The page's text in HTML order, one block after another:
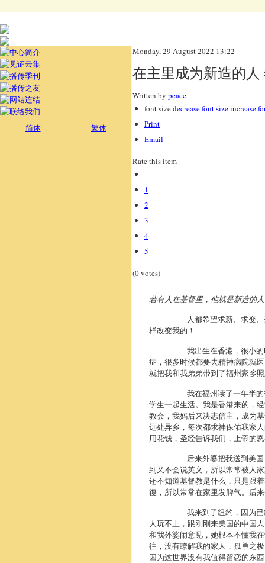
Monday, 29 August 2022 13:22
在主里成为新造的
Written by peace
font sizedecrease font sizeincrease
Print
Email
Rate this item
1
2
3
4
5
(0 votes)
若有人在基督里，他就是新造的
人都希望求新、求变、
样改变我的！
我出生在香港， 很小
症，很多时候都要去精神病院就
就把我和我弟弟带到了福州家乡
我在福州读了一年半的
学生一起生活。我是香港来的，
教会，我妈后来决志信主，成为
远处异乡，每次都求神保佑我家
用花钱，圣经告诉我们， 上帝的
后来外婆把我送到美国
到又不会说英文，所以常常被人
还不知道基督教是什么，只是跟
復，所以常常在家里发脾气。 后
我来到了纽约， 因为
人玩不上，跟刚刚来美国的中国
和我外婆闹意见，她根本不懂我
往， 没有瞭解我的家人，孤单之
因为这世界没有我值得留恋的东
简体 繁体